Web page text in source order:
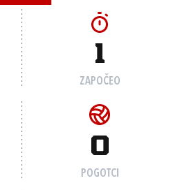
1
ZAPOČEO
0
POGOTCI